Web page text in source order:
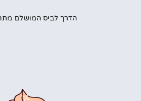
הדרך לביס המושלם